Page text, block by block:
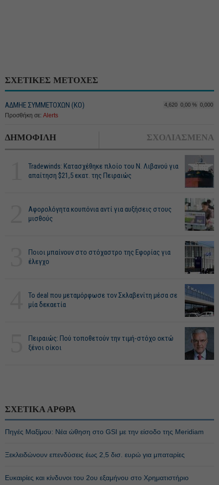
ΣΧΕΤΙΚΕΣ ΜΕΤΟΧΕΣ
ΑΔΜΗΕ ΣΥΜΜΕΤΟΧΩΝ (KO) 4,620 0,00 % 0,000
Προσθήκη σε: Alerts
ΔΗΜΟΦΙΛΗ ΣΧΟΛΙΑΣΜΕΝΑ
Tradewinds: Κατασχέθηκε πλοίο του Ν. Λιβανού για
απαίτηση $21,5 εκατ. της Πειραιώς
Αφορολόγητα κουπόνια αντί για αυξήσεις στους
μισθούς
Ποιοι μπαίνουν στο στόχαστρο της Εφορίας για
έλεγχο
Το deal που μεταμόρφωσε τον Σκλαβενίτη μέσα σε
μία δεκαετία
Πειραιώς: Πού τοποθετούν την τιμή-στόχο οκτώ
ξένοι οίκοι
ΣΧΕΤΙΚΑ ΑΡΘΡΑ
Πηγές Μαξίμου: Νέα ώθηση στο GSI με την είσοδο της Meridiam
Ξεκλειδώνουν επενδύσεις έως 2,5 δισ. ευρώ για μπαταρίες
Ευκαιρίες και κίνδυνοι του 2ου εξαμήνου στο Χρηματιστήριο